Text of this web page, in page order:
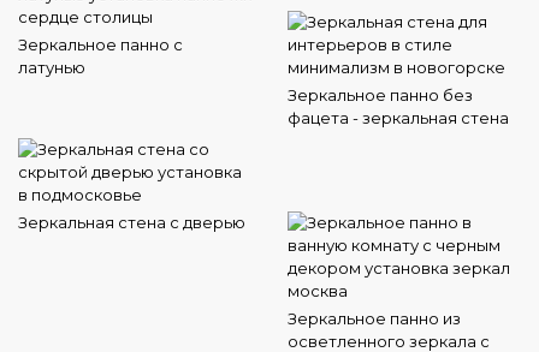
Зеркальное панно с
латунью
Зеркальное панно без
фацета - зеркальная стена
Зеркальная стена с дверью
Зеркальное панно из
осветленного зеркала с